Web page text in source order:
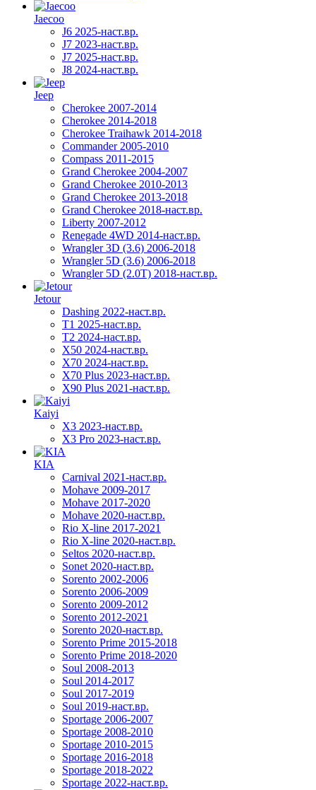
Jaecoo
J6 2025-наст.вр.
J7 2023-наст.вр.
J7 2025-наст.вр.
J8 2024-наст.вр.
Jeep
Cherokee 2007-2014
Cherokee 2014-2018
Cherokee Traihawk 2014-2018
Commander 2005-2010
Compass 2011-2015
Grand Cherokee 2004-2007
Grand Cherokee 2010-2013
Grand Cherokee 2013-2018
Grand Cherokee 2018-наст.вр.
Liberty 2007-2012
Renegade 4WD 2014-наст.вр.
Wrangler 3D (3.6) 2006-2018
Wrangler 5D (3.6) 2006-2018
Wrangler 5D (2.0T) 2018-наст.вр.
Jetour
Dashing 2022-наст.вр.
T1 2025-наст.вр.
T2 2024-наст.вр.
X50 2024-наст.вр.
X70 2024-наст.вр.
X70 Plus 2023-наст.вр.
X90 Plus 2021-наст.вр.
Kaiyi
X3 2023-наст.вр.
X3 Pro 2023-наст.вр.
KIA
Carnival 2021-наст.вр.
Mohave 2009-2017
Mohave 2017-2020
Mohave 2020-наст.вр.
Rio X-line 2017-2021
Rio X-line 2020-наст.вр.
Seltos 2020-наст.вр.
Sonet 2020-наст.вр.
Sorento 2002-2006
Sorento 2006-2009
Sorento 2009-2012
Sorento 2012-2021
Sorento 2020-наст.вр.
Sorento Prime 2015-2018
Sorento Prime 2018-2020
Soul 2008-2013
Soul 2014-2017
Soul 2017-2019
Soul 2019-наст.вр.
Sportage 2006-2007
Sportage 2008-2010
Sportage 2010-2015
Sportage 2016-2018
Sportage 2018-2022
Sportage 2022-наст.вр.